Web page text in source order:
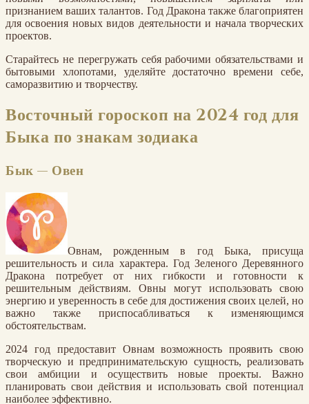
признанием ваших талантов. Год Дракона также благоприятен
для освоения новых видов деятельности и начала творческих
проектов.
Старайтесь не перегружать себя рабочими обязательствами и
бытовыми хлопотами, уделяйте достаточно времени себе,
саморазвитию и творчеству.
Восточный гороскоп на 2024 год для
Быка по знакам зодиака
Бык — Овен
Овнам, рожденным в год Быка, присуща
решительность и сила характера. Год Зеленого Деревянного
Дракона потребует от них гибкости и готовности к
решительным действиям. Овны могут использовать свою
энергию и уверенность в себе для достижения своих целей, но
важно также приспосабливаться к изменяющимся
обстоятельствам.
2024 год предоставит Овнам возможность проявить свою
творческую и предпринимательскую сущность, реализовать
свои амбиции и осуществить новые проекты. Важно
планировать свои действия и использовать свой потенциал
наиболее эффективно.